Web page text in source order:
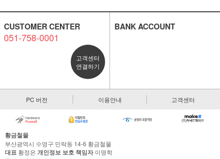
CUSTOMER CENTER
051-758-0001
고객센터
연결하기
BANK ACCOUNT
PC 버전 이용안내 고객센터
황금철물
부산광역시 수영구 민락동 14-6 황금철물
대표 황정은 개인정보 보호 책임자이명학